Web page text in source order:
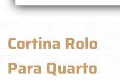
Cortina Rolo
Para Quarto